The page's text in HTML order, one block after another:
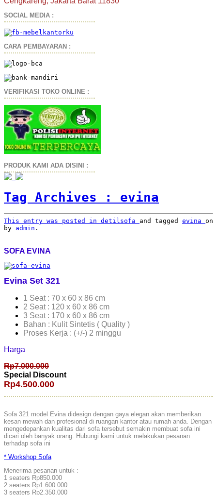
SOCIAL MEDIA :
CARA PEMBAYARAN :
VERIFIKASI TOKO ONLINE :
PRODUK KAMI ADA DISINI :
Tag Archives : evina
This entry was posted in detilsofa and tagged evina on
by admin .
SOFA EVINA
Evina Set 321
1 Seat : 70 x 60 x 86 cm
2 Seat : 120 x 60 x 86 cm
3 Seat : 170 x 60 x 86 cm
Bahan : Kulit Sintetis ( Quality )
Proses Kerja : (+/-) 2 minggu
Harga
Rp7.000.000
Special Discount
Rp4.500.000
Sofa 321 model Evina didesign dengan gaya elegan akan memberikan
kesan mewah dan profesional di ruangan kantor atau rumah anda. Dengan
mengedepankan kualitas dari sofa tersebut semakin membuat sofa ini
dicari oleh banyak orang. Hubungi kami untuk melakukan pesanan
terhadap sofa ini
* Workshop Sofa
Menerima pesanan untuk :
1 seaters Rp850.000
2 seaters Rp1.600.000
3 seaters Rp2.350.000